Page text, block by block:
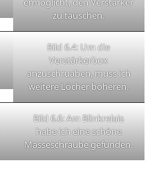
zu tauschen.
Bild 6.4: Um die
Verstärkerbox
anzuschruaben, muss ich
weitere Löcher boheren.
Bild 6.6: Am Blinkrelais
habe ich eine schöne
Masseschraube gefunden.